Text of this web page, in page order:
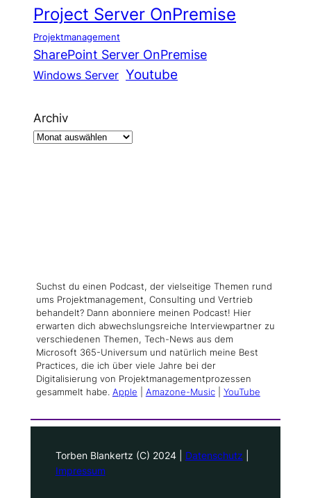
Project Server OnPremise
Projektmanagement
SharePoint Server OnPremise
Windows Server Youtube
Archiv
Suchst du einen Podcast, der vielseitige Themen rund
ums Projektmanagement, Consulting und Vertrieb
behandelt? Dann abonniere meinen Podcast! Hier
erwarten dich abwechslungsreiche Interviewpartner zu
verschiedenen Themen, Tech-News aus dem
Microsoft 365-Universum und natürlich meine Best
Practices, die ich über viele Jahre bei der
Digitalisierung von Projektmanagementprozessen
gesammelt habe. Apple Amazone-Music| YouTube
Torben Blankertz (C) 2024 | Datenschutz
Impressum